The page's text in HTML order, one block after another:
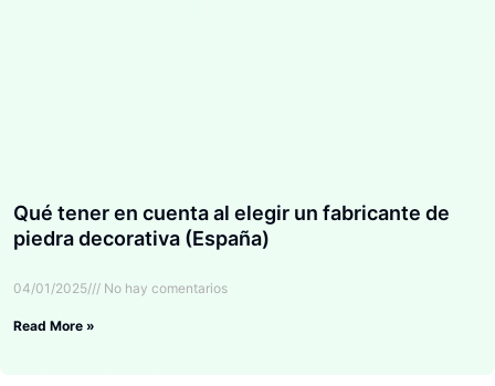
Qué tener en cuenta al elegir un fabricante de
piedra decorativa (España)
04/01/2025 No hay comentarios
Read More »